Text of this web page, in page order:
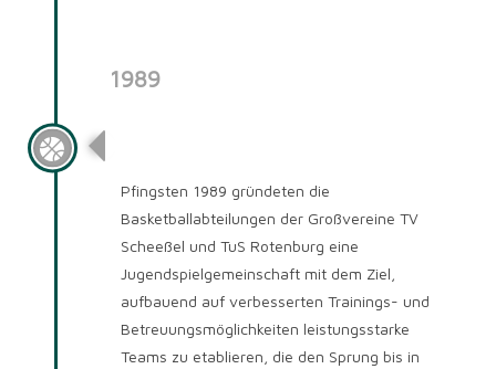
1989
Pfingsten 1989 gründeten die
Basketballabteilungen der Großvereine TV
Scheeßel und TuS Rotenburg eine
Jugendspielgemeinschaft mit dem Ziel,
aufbauend auf verbesserten Trainings- und
Betreuungsmöglichkeiten leistungsstarke
Teams zu etablieren, die den Sprung bis in